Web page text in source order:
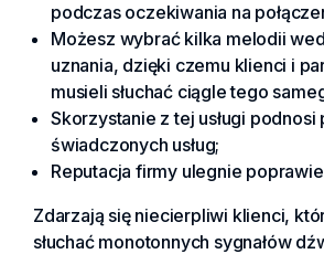
podczas oczekiwania na
Możesz wybrać kilka melodii
uznania, dzięki czemu klienci i
musieli słuchać ciągle tego
Skorzystanie z tej usługi podnosi
świadczonych usług;
Reputacja firmy ulegnie
Zdarzają się niecierpliwi klienci,
słuchać monotonnych sygnałów